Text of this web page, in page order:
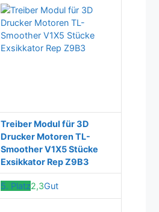
Treiber Modul für 3D
Drucker Motoren TL-
Smoother V1X5 Stücke
Exsikkator Rep Z9B3
5. Platz2,3Gut